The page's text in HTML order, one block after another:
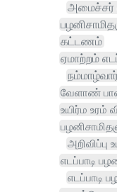
அமைச்சர்
கட்டணம்
ஏமாற்றம்
வேளாண்
உயிர்ம உரம்
அறிவிப்பு
எடப்பாடி
எடப்பாடி